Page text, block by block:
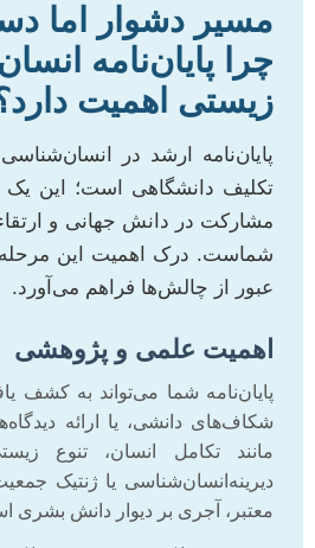
مسیر دشوار اما
چرا پایان‌نامه
زیستی اهمیت
پایان‌نامه ارشد در
تکلیف دانشگاهی است؛ این
مشارکت در دانش جهانی و
شماست. درک اهمیت این مرحله،
عبور از چالش‌ها فراهم می‌آورد.
اهمیت علمی و پژوهشی
پایان‌نامه شما می‌تواند به کشف
شکاف‌های دانشی، یا ارائه
مانند تکامل انسان، تنوع
دیرینه‌انسان‌شناسی یا ژنتیک
معتبر، آجری بر دیوار دانش بشری